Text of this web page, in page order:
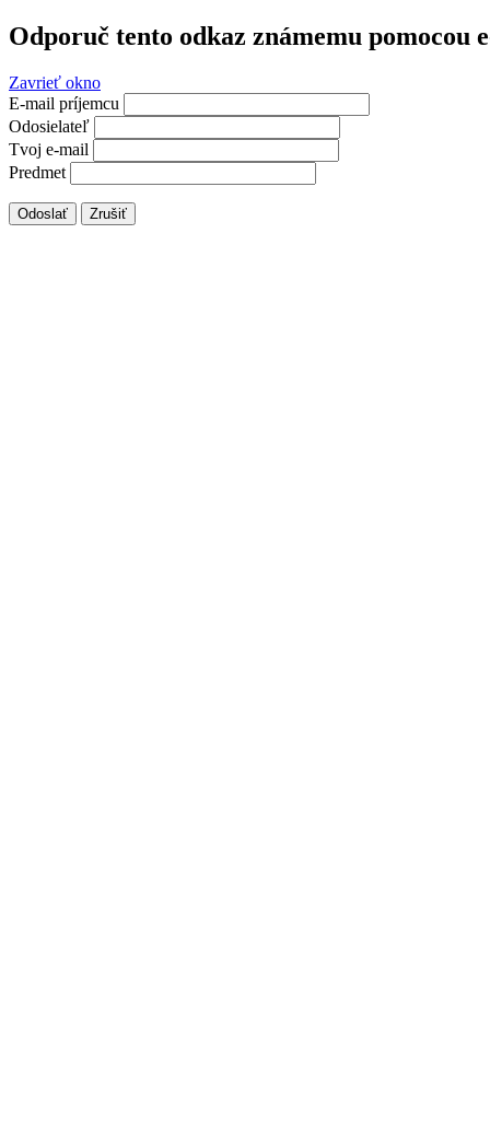
Odporuč tento odkaz známemu pomocou
Zavrieť okno
E-mail príjemcu
Odosielateľ
Tvoj e-mail
Predmet
Odoslať Zrušiť